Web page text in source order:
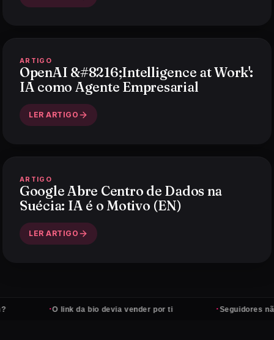
ARTIGO
OpenAI &#8216;Intelligence at Work':
IA como Agente Empresarial
LER ARTIGO
ARTIGO
Google Abre Centro de Dados na
Suécia: IA é o Motivo (EN)
LER ARTIGO
O link da bio devia vender por ti Seguidores não